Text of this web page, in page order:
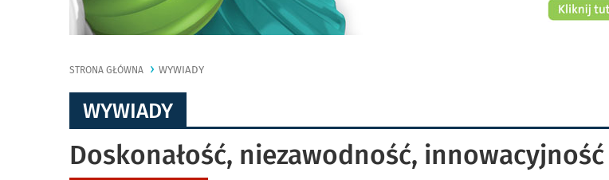
STRONA GŁÓWNA WYWIADY
WYWIADY
Doskonałość, niezawodność, innowacyjność